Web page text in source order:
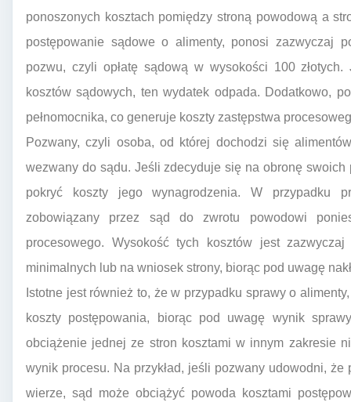
ponoszonych kosztach pomiędzy stroną powodową a
postępowanie sądowe o alimenty, ponosi zazwyczaj
pozwu, czyli opłatę sądową w wysokości 100
kosztów sądowych, ten wydatek odpada. Dodatkowo,
pełnomocnika, co generuje koszty zastępstwa
Pozwany, czyli osoba, od której dochodzi się
wezwany do sądu. Jeśli zdecyduje się na obronę swoich
pokryć koszty jego wynagrodzenia. W przypadku
zobowiązany przez sąd do zwrotu powodowi
procesowego. Wysokość tych kosztów jest
minimalnych lub na wniosek strony, biorąc pod uwagę
Istotne jest również to, że w przypadku sprawy o
koszty postępowania, biorąc pod uwagę wynik
obciążenie jednej ze stron kosztami w innym zakresie
wynik procesu. Na przykład, jeśli pozwany udowodni, że
wierze, sąd może obciążyć powoda kosztami